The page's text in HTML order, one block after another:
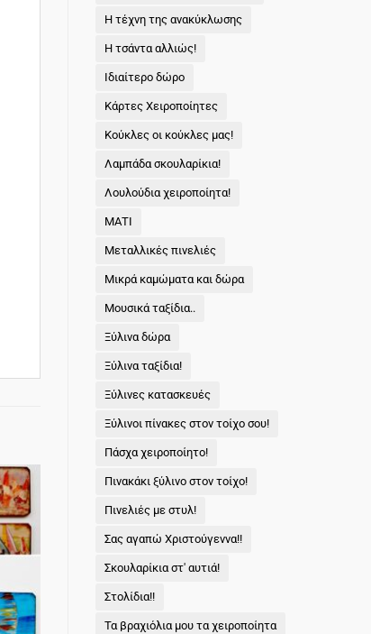
Η τέχνη της ανακύκλωσης
Η τσάντα αλλιώς!
Ιδιαίτερο δώρο
Κάρτες Χειροποίητες
Κούκλες οι κούκλες μας!
Λαμπάδα σκουλαρίκια!
Λουλούδια χειροποίητα!
ΜΑΤΙ
Μεταλλικές πινελιές
Μικρά καμώματα και δώρα
Μουσικά ταξίδια..
Ξύλινα δώρα
Ξύλινα ταξίδια!
Ξύλινες κατασκευές
Ξύλινοι πίνακες στον τοίχο σου!
Πάσχα χειροποίητο!
Πινακάκι ξύλινο στον τοίχο!
Πινελιές με στυλ!
Σας αγαπώ Χριστούγεννα!!
Σκουλαρίκια στ' αυτιά!
Στολίδια!!
Τα βραχιόλια μου τα χειροποίητα